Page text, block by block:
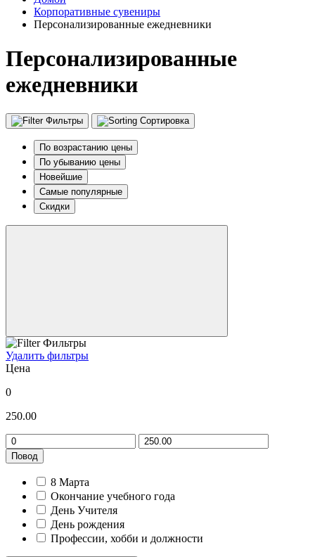
Корпоративные сувениры
Персонализированные ежедневники
Персонализированные
ежедневники
Фильтры Сортировка
По возрастанию цены
По убыванию цены
Новейшие
Самые популярные
Скидки
Фильтры
Удалить фильтры
Цена
0
250.00
Повод
8 Марта
Окончание учебного года
День Учителя
День рождения
Профессии, хобби и должности